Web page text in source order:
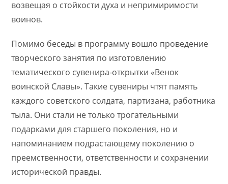
возвещая о стойкости духа и непримиримости
воинов.
Помимо беседы в программу вошло проведение
творческого занятия по изготовлению
тематического сувенира-открытки «Венок
воинской Славы». Такие сувениры чтят память
каждого советского солдата, партизана, работника
тыла. Они стали не только трогательными
подарками для старшего поколения, но и
напоминанием подрастающему поколению о
преемственности, ответственности и сохранении
исторической правды.